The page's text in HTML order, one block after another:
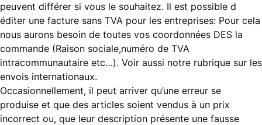
peuvent différer si vous le souhaitez. Il est possible d
éditer une facture sans TVA pour les entreprises: Pour cela
nous aurons besoin de toutes vos coordonnées DES la
commande (Raison sociale,numéro de TVA
intracommunautaire etc…). Voir aussi notre rubrique sur les
envois internationaux.
Occasionnellement, il peut arriver qu’une erreur se
produise et que des articles soient vendus à un prix
incorrect ou, que leur description présente une fausse